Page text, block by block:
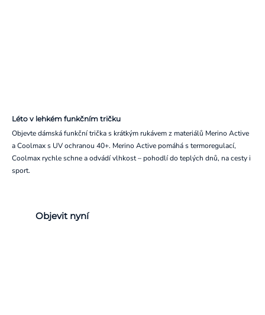
Léto v lehkém funkčním tričku
Objevte dámská funkční trička s krátkým rukávem z materiálů Merino Active
a Coolmax s UV ochranou 40+. Merino Active pomáhá s termoregulací,
Coolmax rychle schne a odvádí vlhkost – pohodlí do teplých dnů, na cesty i
sport.
Objevit nyní